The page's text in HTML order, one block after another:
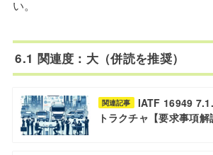
い。
6.1 関連度：大（併読を推奨）
関連記事
IATF 16949
トラクチャ【要求事項解